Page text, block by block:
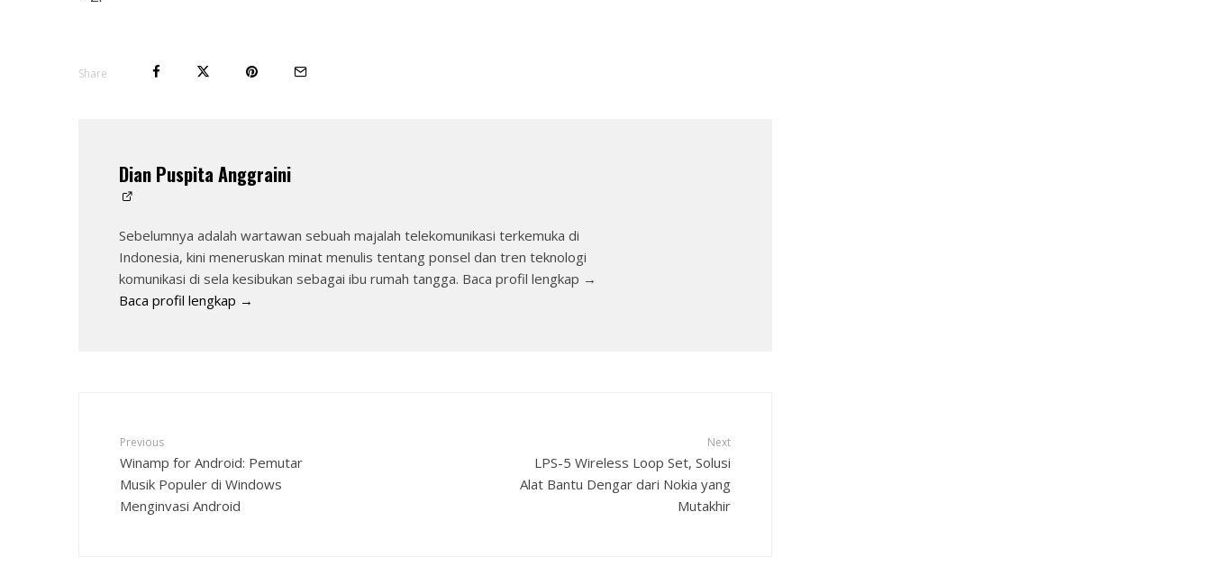
Share
Dian Puspita Anggraini
Sebelumnya adalah wartawan sebuah majalah telekomunikasi terkemuka di
Indonesia, kini meneruskan minat menulis tentang ponsel dan tren teknologi
komunikasi di sela kesibukan sebagai ibu rumah tangga. Baca profil lengkap →
Baca profil lengkap →
Previous
Winamp for Android: Pemutar
Musik Populer di Windows
Menginvasi Android
Next
LPS-5 Wireless Loop Set, Solusi
Alat Bantu Dengar dari Nokia yang
Mutakhir